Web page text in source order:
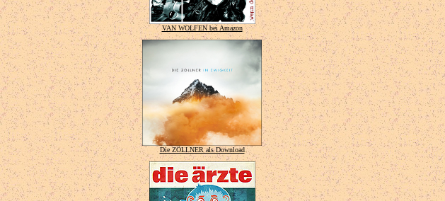
VAN WOLFEN bei Amazon
Die ZÖLLNER als Download